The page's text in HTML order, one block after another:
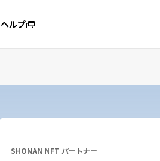
ヘルプ
SHONAN NFT パートナー